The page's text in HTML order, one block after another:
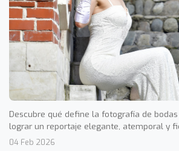
Descubre qué define la fotografía de
lograr un reportaje elegante, atemporal y
04 Feb 2026